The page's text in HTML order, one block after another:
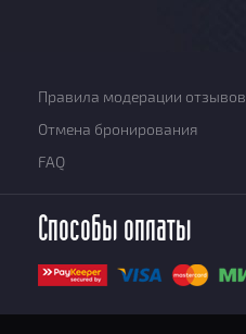
Правила модерации отзывов
Отмена бронирования
FAQ
Способы оплаты